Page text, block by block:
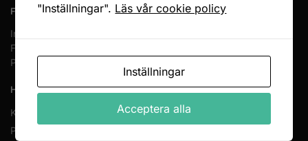
FÖLJ OSS
Instagram
Facebook
Pinterest
HANDLA HOS OSS
Köpvillkor
Priser och betalning
"Inställningar". Läs vår cookie policy
Inställningar
Acceptera alla